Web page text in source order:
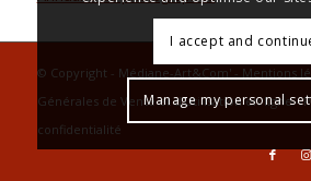
© Copyright - Médiane-Art&Com' - Mentions
Générales de Vente et d’Utilisation en ligne-
confidentialité
I accept and
Manage my personal